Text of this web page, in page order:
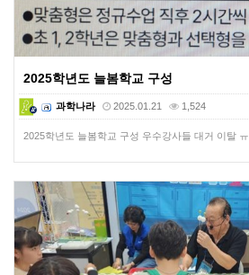
2025학년도 늘봄학교 구성
과학나라 2025.01.21 1,524
2025학년도 늘봄학교 구성 우수강사들 대거 이탈 ㅠ